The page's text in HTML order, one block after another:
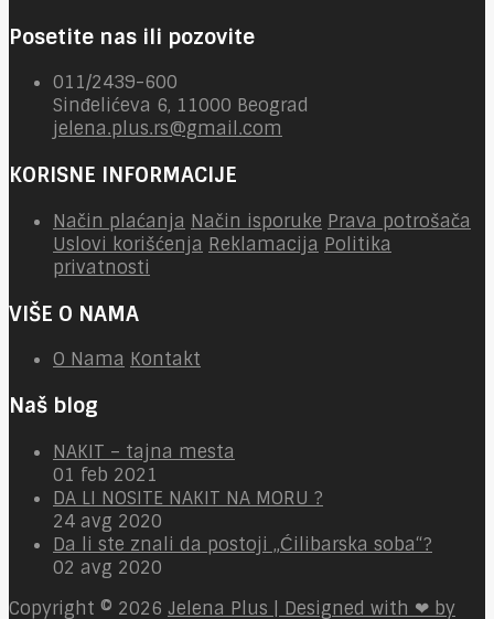
Posetite nas ili pozovite
011/2439-600
Sinđelićeva 6, 11000 Beograd
jelena.plus.rs@gmail.com
KORISNE INFORMACIJE
Način plaćanja Način isporuke Prava potrošača
Uslovi korišćenja Reklamacija Politika
privatnosti
VIŠE O NAMA
O Nama Kontakt
Naš blog
NAKIT – tajna mesta
01 feb 2021
DA LI NOSITE NAKIT NA MORU ?
24 avg 2020
Da li ste znali da postoji „Ćilibarska soba“?
02 avg 2020
Copyright © 2026 Jelena Plus | Designed with ❤ by